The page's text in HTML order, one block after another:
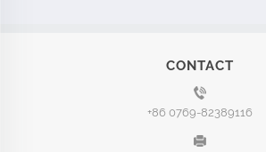
CONTACT
+86 0769-82389116